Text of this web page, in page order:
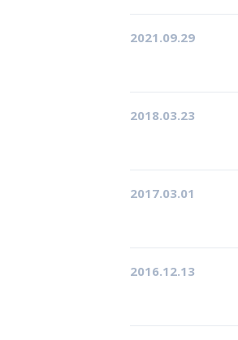
2021.09.29
2018.03.23
2017.03.01
2016.12.13